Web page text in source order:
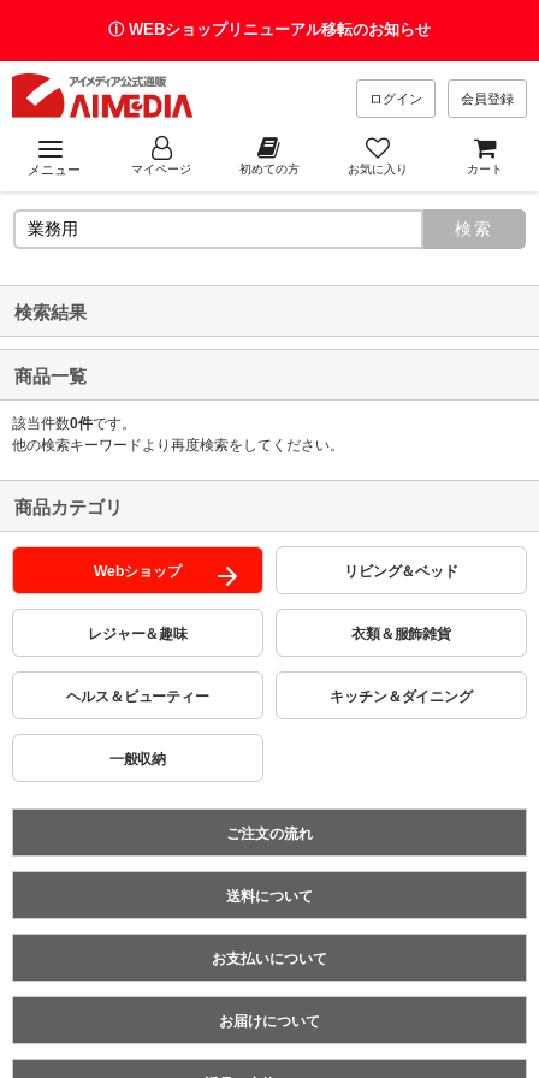
ⓘ WEBショップリニューアル移転のお知らせ
会員登録
ログイン
メニュー マイページ 初めての方 お気に入り カート
検索結果
商品一覧
該当件数0件です。
他の検索キーワードより再度検索をしてください。
商品カテゴリ
Webショップ リビング＆ベッド
レジャー＆趣味 衣類＆服飾雑貨
ヘルス＆ビューティー キッチン＆ダイニング
一般収納
ご注文の流れ
送料について
お支払いについて
お届けについて